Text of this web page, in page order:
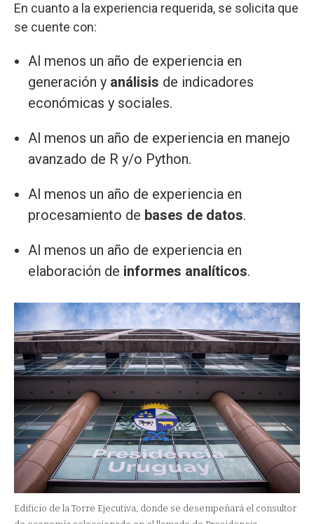
En cuanto a la experiencia requerida, se solicita que
se cuente con:
Al menos un año de experiencia en
generación y análisis de indicadores
económicas y sociales.
Al menos un año de experiencia en manejo
avanzado de R y/o Python.
Al menos un año de experiencia en
procesamiento de bases de datos.
Al menos un año de experiencia en
elaboración de informes analíticos.
Edificio de la Torre Ejecutiva, donde se desempeñará el consultor